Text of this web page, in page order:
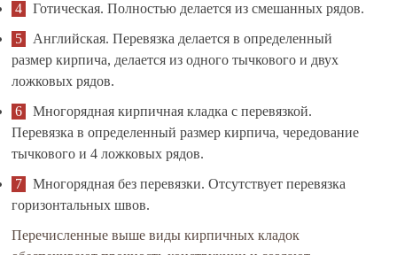
Готическая. Полностью делается из смешанных рядов.
Английская. Перевязка делается в определенный
размер кирпича, делается из одного тычкового и двух
ложковых рядов.
Многорядная кирпичная кладка с перевязкой.
Перевязка в определенный размер кирпича, чередование
тычкового и 4 ложковых рядов.
Многорядная без перевязки. Отсутствует перевязка
горизонтальных швов.
Перечисленные выше виды кирпичных кладок